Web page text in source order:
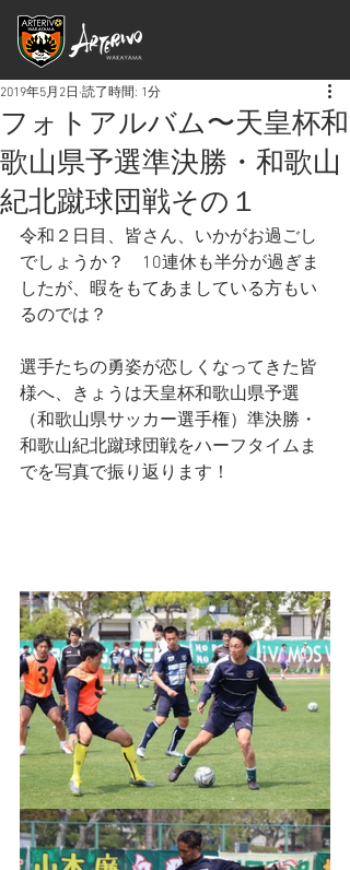
フォトアルバム〜天皇杯和
歌山県予選準決勝・和歌山
紀北蹴球団戦その１
2019年5月2日 読了時間: 1分
令和２日目、皆さん、いかがお過ごし
でしょうか？　10連休も半分が過ぎま
したが、暇をもてあましている方もい
るのでは？
選手たちの勇姿が恋しくなってきた皆
様へ、きょうは天皇杯和歌山県予選
（和歌山県サッカー選手権）準決勝・
和歌山紀北蹴球団戦をハーフタイムま
でを写真で振り返ります！